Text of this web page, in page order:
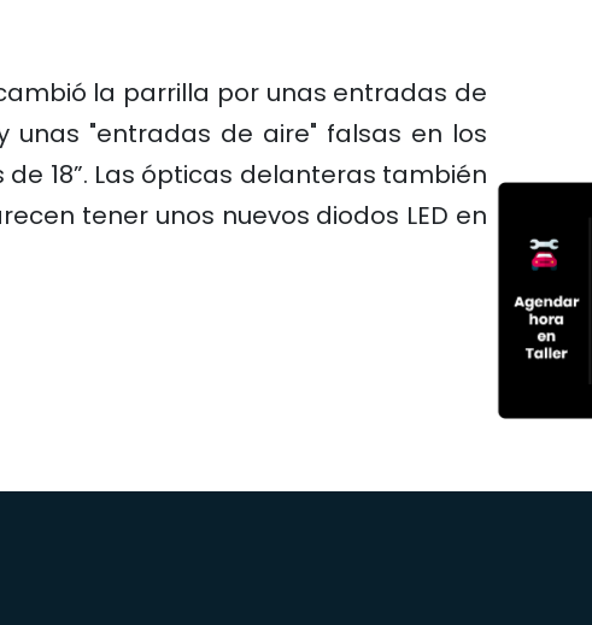
la parrilla por unas entradas de
"entradas de aire" falsas en los
18”. Las ópticas delanteras también
tener unos nuevos diodos LED en